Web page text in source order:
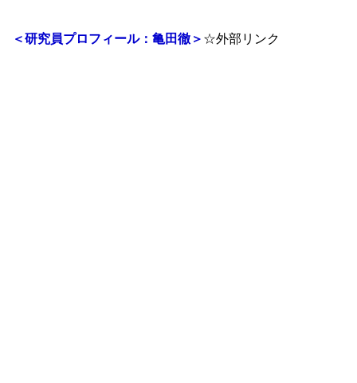
＜研究員プロフィール：亀田徹＞ ☆外部リンク